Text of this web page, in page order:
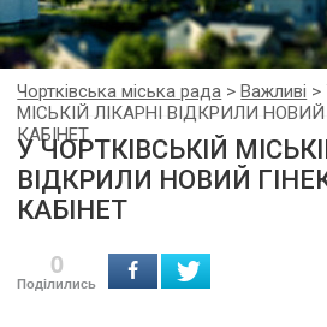
Чортківська міська рада >Важливі >
МІСЬКІЙ ЛІКАРНІ ВІДКРИЛИ
КАБІНЕТ
У ЧОРТКІВСЬКІЙ
ВІДКРИЛИ НОВИЙ
КАБІНЕТ
0
Поділились